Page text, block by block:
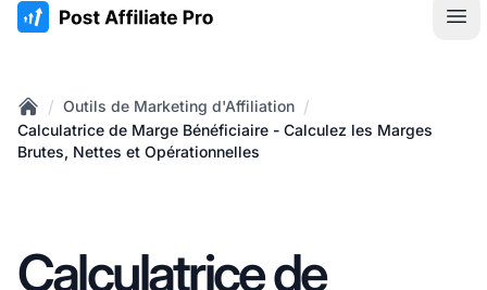
:site.title
Home
/ Outils de Marketing d'Affiliation /
Calculatrice de Marge Bénéficiaire - Calculez les Marges
Brutes, Nettes et Opérationnelles
Calculatrice de